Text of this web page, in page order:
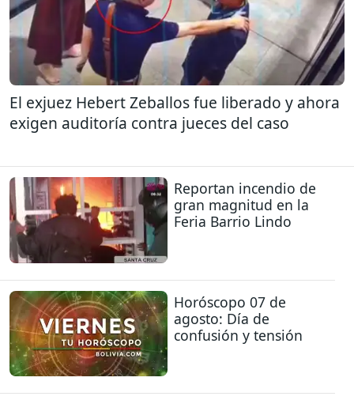
El exjuez Hebert Zeballos fue liberado y ahora
exigen auditoría contra jueces del caso
Reportan incendio de
gran magnitud en la
Feria Barrio Lindo
Horóscopo 07 de
agosto: Día de
confusión y tensión